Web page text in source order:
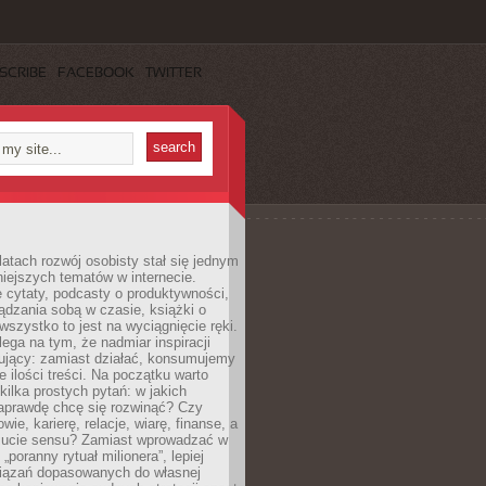
FACEBOOK TWITTER
rozwój osobisty stał się jednym
tematów w internecie.
cytaty, podcasty o produktywności,
sobą w czasie, książki o
to jest na wyciągnięcie ręki.
na tym, że nadmiar inspiracji
zamiast działać, konsumujemy
ilości treści. Na początku warto
prostych pytań: w jakich
chcę się rozwinąć? Czy
karierę, relacje, wiarę, finanse, a
sensu? Zamiast wprowadzać w
rytuał milionera”, lepiej
dopasowanych do własnej